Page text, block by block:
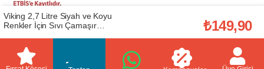
Telif Hakkı © 2026Afeks Yapı Market
. Tüm hakları saklıdır.
Bu web sitesindeki tüm ürünler ticari amaçlıdır. Web sitemizde yer alan
görsel ve yazılı içerikler firmamıza ait olup, firmamızın yazılı izni alınmadan
başka yerlerde kullanılamaz. İçeriklerin izin alınmadan kopyalanması ve
kullanılması 5846 sayılı Fikir ve Sanat Eserleri Yasasına göre suçtur.
Viking 2,7 Litre Siyah ve Koyu
Renkler İçin Sıvı Çamaşır
₺149,90